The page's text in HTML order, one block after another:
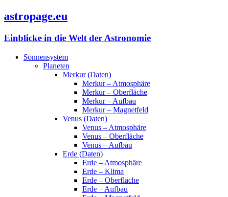
astropage.eu
Einblicke in die Welt der Astronomie
Sonnensystem
Planeten
Merkur (Daten)
Merkur – Atmosphäre
Merkur – Oberfläche
Merkur – Aufbau
Merkur – Magnetfeld
Venus (Daten)
Venus – Atmosphäre
Venus – Oberfläche
Venus – Aufbau
Erde (Daten)
Erde – Atmosphäre
Erde – Klima
Erde – Oberfläche
Erde – Aufbau